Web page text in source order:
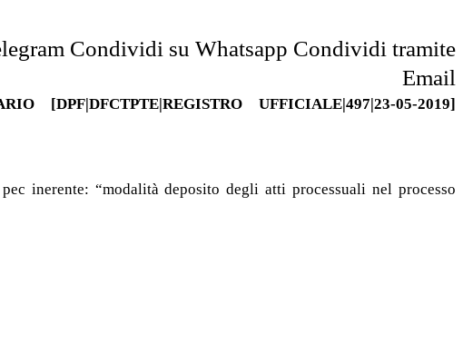
Condividi su Whatsapp Condividi tramite
Email
[DPF|DFCTPTE|REGISTRO UFFICIALE|497|23-05-2019]
inerente: “modalità deposito degli atti processuali nel processo